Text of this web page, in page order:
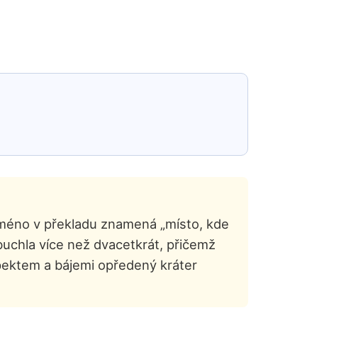
v překladu znamená „místo, kde
více než dvacetkrát, přičemž
a bájemi opředený kráter